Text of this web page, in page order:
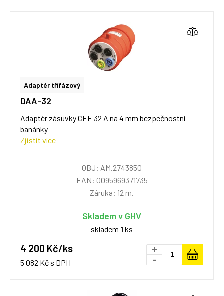
Adaptér třífázový
DAA-32
Adaptér zásuvky CEE 32 A na 4 mm bezpečnostní
banánky
Zjistit více
OBJ: AM.2743850
EAN: 0095969371735
Záruka: 12 m.
Skladem v GHV
skladem 1 ks
4 200 Kč/ks
5 082 Kč s DPH
+
-